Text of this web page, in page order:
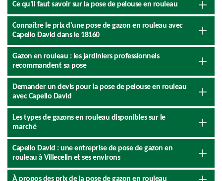
Ce qu'il faut savoir sur la pose de pelouse en rouleau
Connaître le prix d'une pose de gazon en rouleau avec
Capello David dans le 18160
Gazon en rouleau : les jardiniers professionnels
recommandent sa pose
Demander un devis pour la pose de pelouse en rouleau
avec Capello David
Les types de gazons en rouleau disponibles sur le
marché
Capello David : une entreprise de pose de gazon en
rouleau à Villecelin et ses environs
À propos des prix de la pose de gazon en rouleau